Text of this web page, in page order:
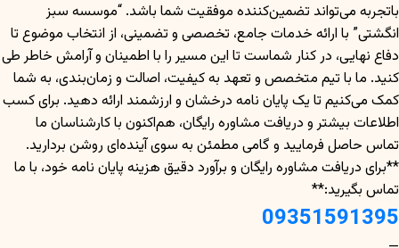
باتجربه می‌تواند تضمین‌کننده موفقیت شما باشد. “موسسه سبز
انگشتی” با ارائه خدمات جامع، تخصصی و تضمینی، از انتخاب موضوع تا
دفاع نهایی، در کنار شماست تا این مسیر را با اطمینان و آرامش خاطر طی
کنید. ما با تیم متخصص و تعهد به کیفیت، اصالت و زمان‌بندی، به شما
کمک می‌کنیم تا یک پایان نامه درخشان و ارزشمند ارائه دهید. برای کسب
اطلاعات بیشتر و دریافت مشاوره رایگان، هم‌اکنون با کارشناسان ما
تماس حاصل فرمایید و گامی مطمئن به سوی آینده‌ای روشن بردارید.
**برای دریافت مشاوره رایگان و برآورد دقیق هزینه پایان نامه خود، با ما
تماس بگیرید:**
09351591395